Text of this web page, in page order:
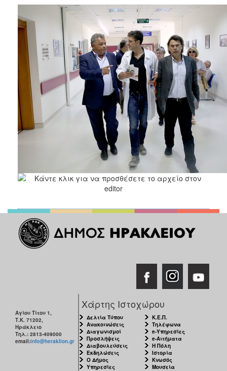
Αγίου Τίτου 1,
Τ.Κ. 71202,
Ηράκλειο
Τηλ.: 2813-409000
email:info@heraklion.gr
Χάρτης Ιστοχώρου
Δελτία Τύπου
Ανακοινώσεις
Διαγωνισμοί
Προσλήψεις
Διαβουλεύσεις
Εκδηλώσεις
Ο Δήμος
Υπηρεσίες
Κ.Ε.Π.
Τηλέφωνα
e-Υπηρεσίες
e-Αιτήματα
Η Πόλη
Ιστορία
Κνωσός
Μουσεία